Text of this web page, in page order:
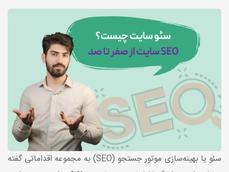
سئو یا بهینه‌سازی موتور جستجو (SEO) به مجموعه اقداماتی گفته